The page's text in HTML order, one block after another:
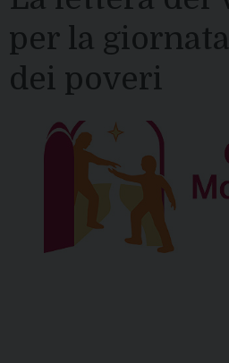
per la
dei poveri
Alla